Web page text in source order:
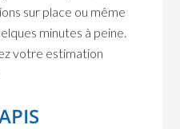
sur place ou même
minutes à peine.
votre estimation